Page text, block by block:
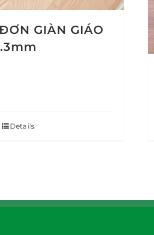
GIÀN GIÁO
Details